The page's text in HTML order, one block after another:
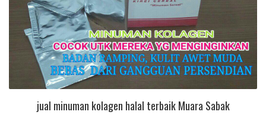
jual minuman kolagen halal terbaik Muara Sabak